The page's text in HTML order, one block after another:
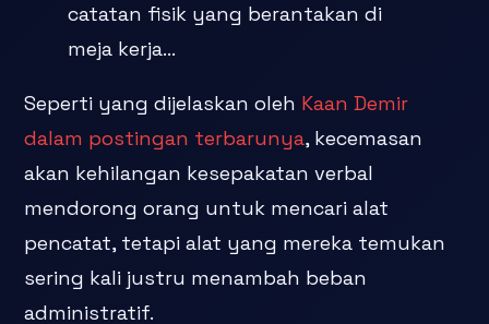
catatan fisik yang berantakan di
meja kerja...
Seperti yang dijelaskan oleh Kaan Demir
dalam postingan terbarunya, kecemasan
akan kehilangan kesepakatan verbal
mendorong orang untuk mencari alat
pencatat, tetapi alat yang mereka temukan
sering kali justru menambah beban
administratif.